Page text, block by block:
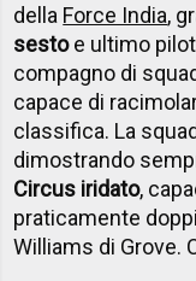
della Force India,
sestoe ultimo
compagno di
capace di
classifica. La
dimostrando
Circus iridato,
praticamente
Williams di Grove.